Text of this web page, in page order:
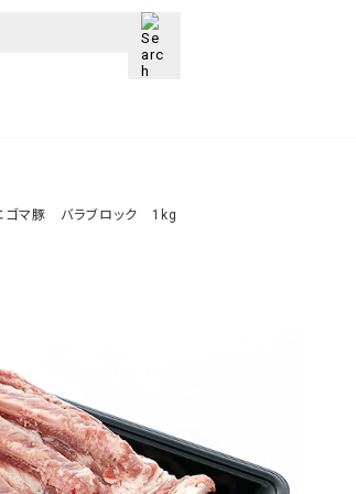
ゴマ豚 バラブロック 1kg